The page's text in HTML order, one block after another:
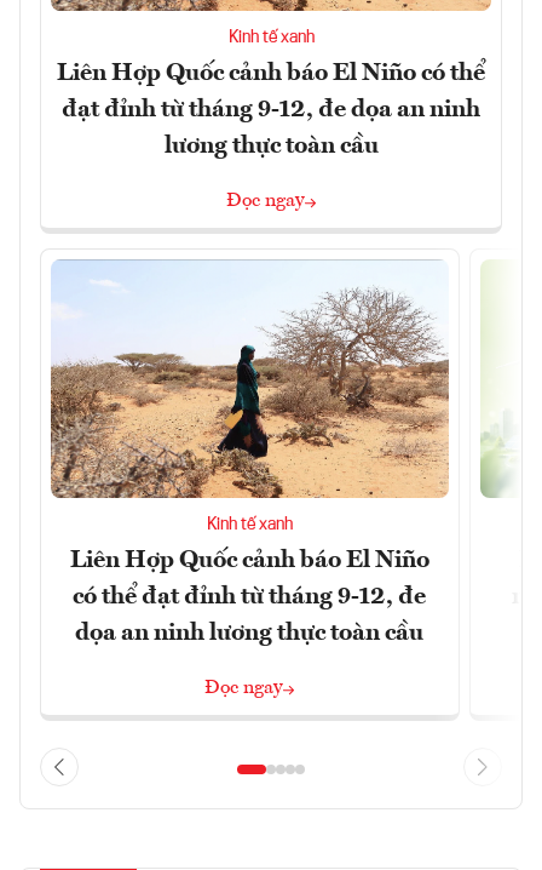
Kinh tế xanh
Liên Hợp Quốc cảnh báo El Niño có thể
đạt đỉnh từ tháng 9-12, đe dọa an ninh
lương thực toàn cầu
Đọc ngay
Kinh tế xanh
Liên Hợp Quốc cảnh báo El Niño
có thể đạt đỉnh từ tháng 9-12, đe
dọa an ninh lương thực toàn cầu
Đọc ngay